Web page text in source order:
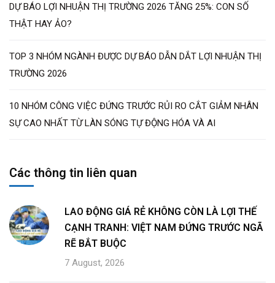
DỰ BÁO LỢI NHUẬN THỊ TRƯỜNG 2026 TĂNG 25%: CON SỐ
THẬT HAY ẢO?
TOP 3 NHÓM NGÀNH ĐƯỢC DỰ BÁO DẪN DẮT LỢI NHUẬN THỊ
TRƯỜNG 2026
10 NHÓM CÔNG VIỆC ĐỨNG TRƯỚC RỦI RO CẮT GIẢM NHÂN
SỰ CAO NHẤT TỪ LÀN SÓNG TỰ ĐỘNG HÓA VÀ AI
Các thông tin liên quan
LAO ĐỘNG GIÁ RẺ KHÔNG CÒN LÀ LỢI THẾ
CẠNH TRANH: VIỆT NAM ĐỨNG TRƯỚC NGÃ
RẼ BẮT BUỘC
7 August, 2026